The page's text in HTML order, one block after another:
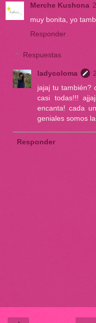
Merche Kushona
muy bonita, yo
Responder
Respuestas
ladycoloma
jajaj tu también?
casi todas!!!
encanta! cada
geniales somos
Responder